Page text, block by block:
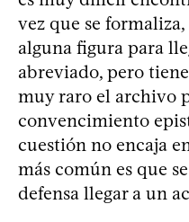
vez que se
alguna figura para
abreviado, pero
muy raro el archivo
convencimiento
cuestión no encaja
más común es que
defensa llegar a un